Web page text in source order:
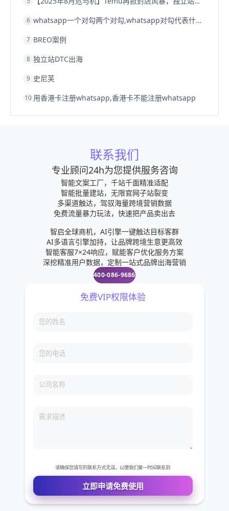
6 whatsapp一个对勾两个对勾,whatsapp对勾代表什么意思
7 BREO案例
8 独立站DTC出海
9 史尼芙
10 用香港卡注册whatsapp,香港卡不能注册whatsapp
联系我们
专业顾问24h为您提供服务咨询
智能文案工厂，千站千面精准适配
智能批量建站，无限官网子站裂变
多渠道触达，驾驭海量跨境营销数据
免费流量暴力玩法，快速把产品卖出去
智启全球商机，AI引擎一键触达目标客群
AI多语言引擎加持，让品牌跨境生意更高效
智能客服7×24响应，赋能客户优化服务方案
深挖精准用户数据，定制一站式品牌出海营销
400-086-9686
免费VIP权限体验
您的姓名